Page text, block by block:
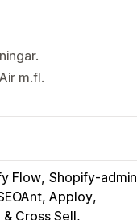
m.fl.
Flow Shopify-admin
Apploy
Cross Sell